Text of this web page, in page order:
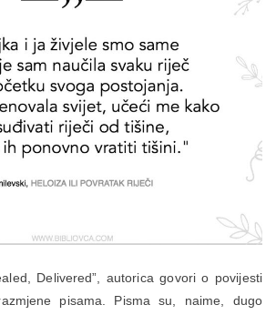
Delivered”, autorica govori o povijesti
pisama. Pisma su, naime, dugo